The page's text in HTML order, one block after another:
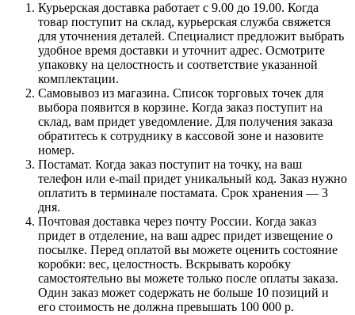
Курьерская доставка работает с 9.00 до 19.00. Когда
товар поступит на склад, курьерская служба свяжется
для уточнения деталей. Специалист предложит выбрать
удобное время доставки и уточнит адрес. Осмотрите
упаковку на целостность и соответствие указанной
комплектации.
Самовывоз из магазина. Список торговых точек для
выбора появится в корзине. Когда заказ поступит на
склад, вам придет уведомление. Для получения заказа
обратитесь к сотруднику в кассовой зоне и назовите
номер.
Постамат. Когда заказ поступит на точку, на ваш
телефон или e-mail придет уникальный код. Заказ нужно
оплатить в терминале постамата. Срок хранения — 3
дня.
Почтовая доставка через почту России. Когда заказ
придет в отделение, на ваш адрес придет извещение о
посылке. Перед оплатой вы можете оценить состояние
коробки: вес, целостность. Вскрывать коробку
самостоятельно вы можете только после оплаты заказа.
Один заказ может содержать не больше 10 позиций и
его стоимость не должна превышать 100 000 р.